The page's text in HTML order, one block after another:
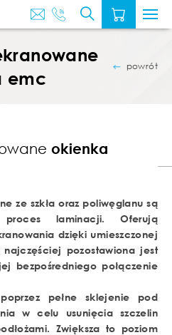
emc
powrót
okienka
ze szkła oraz poliwęglanu są
proces laminacji. Oferują
dzięki umieszczonej
pozostawiona jest
bezpośredniego połączenie
pełne sklejenie pod
w celu usunięcia szczelin
Zwiększa to poziom